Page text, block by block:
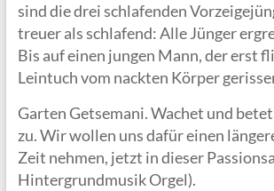
sind die drei schlafenden
treuer als schlafend: Alle Jünger
Bis auf einen jungen Mann, der erst
Leintuch vom nackten Körper
Garten Getsemani. Wachet und
zu. Wir wollen uns dafür einen
Zeit nehmen, jetzt in dieser
Hintergrundmusik Orgel).